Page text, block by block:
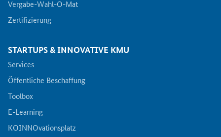
Vergabe-Wahl-O-Mat
Zertifizierung
STARTUPS & INNOVATIVE KMU
Services
Öffentliche Beschaffung
Toolbox
E-Learning
KOINNOvationsplatz